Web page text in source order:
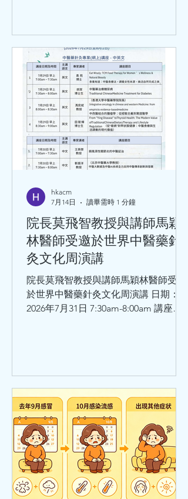
院長莫飛智教授與講師馬穎
林醫師受邀於世界中醫藥針
灸文化周演講
院長莫飛智教授與講師馬穎林醫師受邀
於世界中醫藥針灸文化周演講 日期：
2026年7月31日 7:30am-8:00am 講座題
床經驗與體會 講者：馬穎林醫師
hkacm
7月14日
讀畢需時 1 分鐘